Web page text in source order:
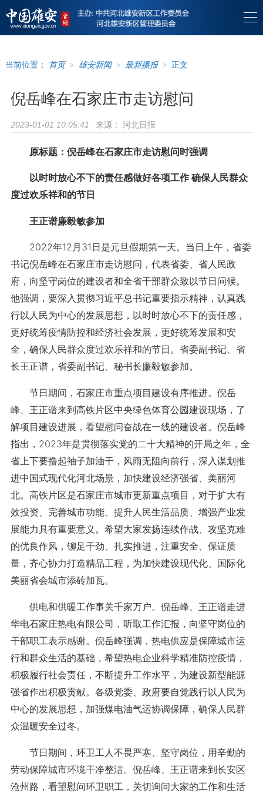
当前位置： 首页 > 雄安新闻 > 最新播报 > 正文
倪岳峰在石家庄市走访慰问
2023-01-01 10:05:41 来源： 河北日报
原标题：倪岳峰在石家庄市走访慰问时强调
以时时放心不下的责任感做好各项工作 确保人民群众
度过欢乐祥和的节日
王正谱廉毅敏参加
2022年12月31日是元旦假期第一天。当日上午，省委
书记倪岳峰在石家庄市走访慰问，代表省委、省人民政
府，向坚守岗位的建设者和全省干部群众致以节日问候。
他强调，要深入贯彻习近平总书记重要指示精神，认真践
行以人民为中心的发展思想，以时时放心不下的责任感，
更好统筹疫情防控和经济社会发展，更好统筹发展和安
全，确保人民群众度过欢乐祥和的节日。省委副书记、省
长王正谱，省委副书记、秘书长廉毅敏参加。
节日期间，石家庄市重点项目建设有序推进。倪岳
峰、王正谱来到高铁片区中央绿色体育公园建设现场，了
解项目建设进展，看望慰问奋战在一线的建设者。倪岳峰
指出，2023年是贯彻落实党的二十大精神的开局之年，全
省上下要撸起袖子加油干，风雨无阻向前行，深入谋划推
进中国式现代化河北场景，加快建设经济强省、美丽河
北。高铁片区是石家庄市城市更新重点项目，对于扩大有
效投资、完善城市功能、提升人民生活品质、增强产业发
展能力具有重要意义。希望大家发扬连续作战、攻坚克难
的优良作风，铆足干劲、扎实推进，注重安全、保证质
量，齐心协力打造精品工程，为加快建设现代化、国际化
美丽省会城市添砖加瓦。
供电和供暖工作事关千家万户。倪岳峰、王正谱走进
华电石家庄热电有限公司，听取工作汇报，向坚守岗位的
干部职工表示感谢。倪岳峰强调，热电供应是保障城市运
行和群众生活的基础，希望热电企业科学精准防控疫情，
积极履行社会责任，不断提升工作水平，为建设新型能源
强省作出积极贡献。各级党委、政府要自觉践行以人民为
中心的发展思想，加强煤电油气运协调保障，确保人民群
众温暖安全过冬。
节日期间，环卫工人不畏严寒、坚守岗位，用辛勤的
劳动保障城市环境干净整洁。倪岳峰、王正谱来到长安区
沧州路，看望慰问环卫职工，关切询问大家的工作和生活